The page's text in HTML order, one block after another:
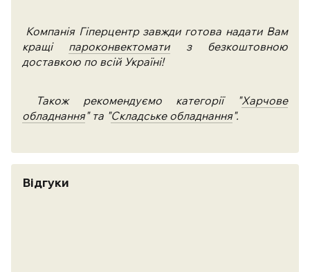
Компанія Гіперцентр завжди готова надати Вам
кращі пароконвектомати
з безкоштовною
доставкою по всій Україні!
Також рекомендуємо категорії "Харчове
обладнання" та "Складське обладнання".
Відгуки